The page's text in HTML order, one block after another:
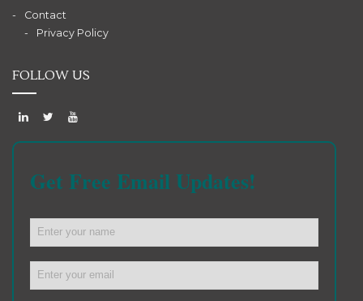
Contact
Privacy Policy
FOLLOW US
Get Free Email Updates!